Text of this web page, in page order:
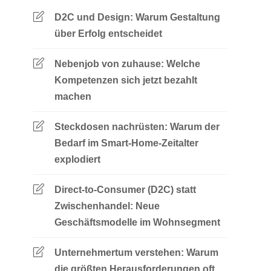
D2C und Design: Warum Gestaltung
über Erfolg entscheidet
Nebenjob von zuhause: Welche
Kompetenzen sich jetzt bezahlt
machen
Steckdosen nachrüsten: Warum der
Bedarf im Smart-Home-Zeitalter
explodiert
Direct-to-Consumer (D2C) statt
Zwischenhandel: Neue
Geschäftsmodelle im Wohnsegment
Unternehmertum verstehen: Warum
die größten Herausforderungen oft